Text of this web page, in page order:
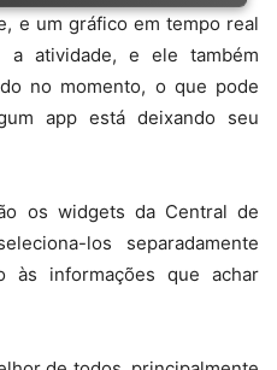
e um gráfico em tempo real
a atividade, e ele também
no momento, o que pode
app está deixando seu
os widgets da Central de
los separadamente
às informações que achar